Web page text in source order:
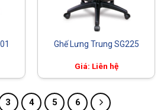
Ghế Lưng Trung SG225
Giá: Liên hệ
3 4 5 6